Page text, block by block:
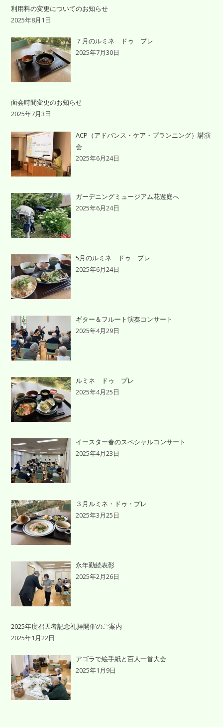
利用料の変更についてのお知らせ
2025年8月1日
７月のルミネ ドゥ プレ
2025年7月30日
面会時間変更のお知らせ
2025年7月3日
ACP（アドバンス・ケア・プランニング）講演
会
2025年6月24日
ガーデニングミュージアム花遊庭へ
2025年6月24日
5月のルミネ ドゥ プレ
2025年6月24日
ギター＆フルート演奏コンサート
2025年4月29日
ルミネ ドゥ プレ
2025年4月25日
イースター春のスペシャルコンサート
2025年4月23日
３月ルミネ・ドゥ・プレ
2025年3月25日
永年勤続表彰
2025年2月26日
2025年度召天者記念礼拝開催のご案内
2025年1月22日
アゴラで絵手紙と百人一首大会
2025年1月9日